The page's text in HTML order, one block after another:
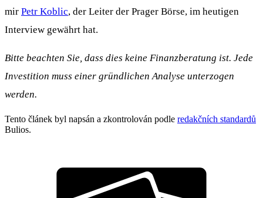
mir Petr Koblic, der Leiter der Prager Börse, im heutigen
Interview gewährt hat.
Bitte beachten Sie, dass dies keine Finanzberatung ist. Jede
Investition muss einer gründlichen Analyse unterzogen
werden.
Tento článek byl napsán a zkontrolován podle redakčních standardů
Bulios.